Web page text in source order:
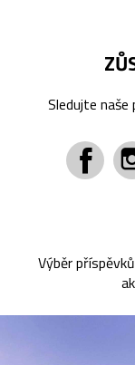
Sledujte naše
Výběr